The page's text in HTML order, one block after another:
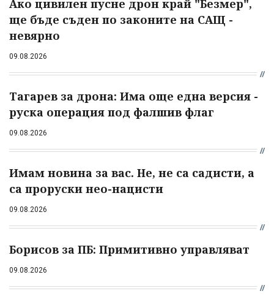
Ако цивилен пусне дрон край "Безмер",
ще бъде съден по законите на САЩ -
невярно
09.08.2026
Тагарев за дрона: Има още една версия -
руска операция под фалшив флаг
09.08.2026
Имам новина за вас. Не, не са садисти, а
са проруски нео-нацисти
09.08.2026
Борисов за ПБ: Примитивно управляват
09.08.2026